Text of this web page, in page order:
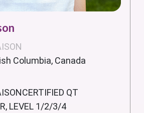
Columbia, Canada
QT
LEVEL 1/2/3/4